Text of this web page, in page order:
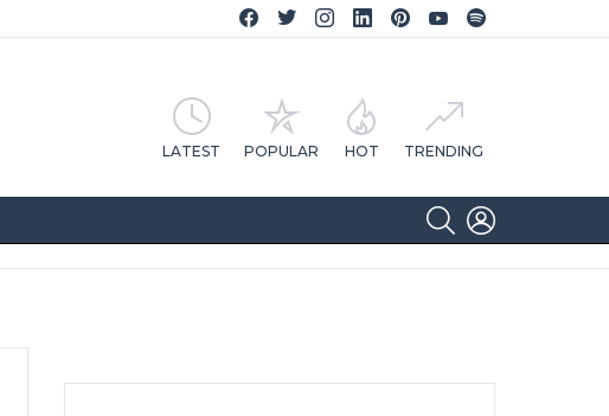
Facebook CA Notícias
Twitter CA Notícias
Instagram CA Notícias
Linkedin CA Notícias
Pinterest CA Notícias
YouTube CA Notícias
LATEST POPULAR HOT TRENDING
SEARCH